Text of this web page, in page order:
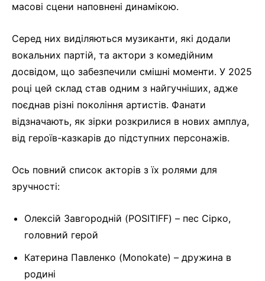
масові сцени наповнені динамікою.
Серед них виділяються музиканти, які додали
вокальних партій, та актори з комедійним
досвідом, що забезпечили смішні моменти. У 2025
році цей склад став одним з найгучніших, адже
поєднав різні покоління артистів. Фанати
відзначають, як зірки розкрилися в нових амплуа,
від героїв-казкарів до підступних персонажів.
Ось повний список акторів з їх ролями для
зручності:
Олексій Завгородній (POSITIFF) – пес Сірко,
головний герой
Катерина Павленко (Monokate) – дружина в
родині